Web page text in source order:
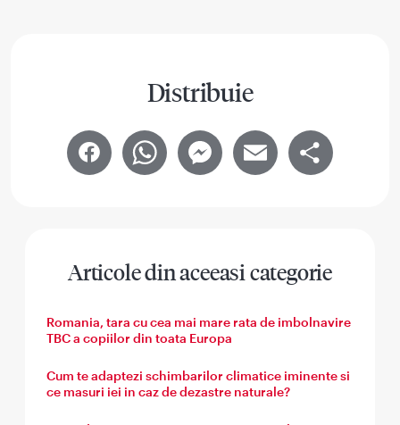
Distribuie
Articole din aceeasi categorie
Romania, tara cu cea mai mare rata de imbolnavire
TBC a copiilor din toata Europa
Cum te adaptezi schimbarilor climatice iminente si
ce masuri iei in caz de dezastre naturale?